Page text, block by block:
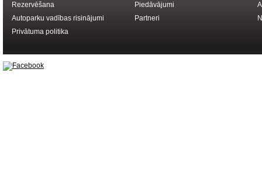
Rezervēšana Piedāvājumi
Autoparku vadības risinājumi
Partneri
Privātuma politika